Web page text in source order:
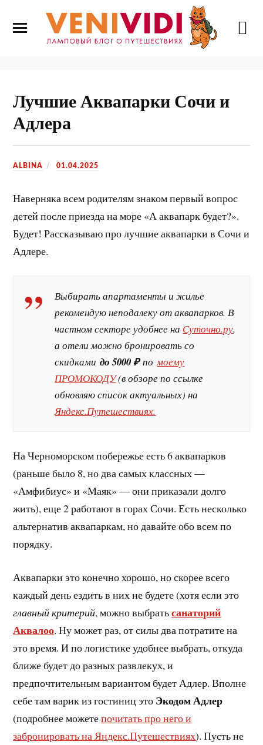
Лучшие Аквапарки Сочи и
Адлера
ALBINA 01.04.2025
Наверняка всем родителям знаком первый вопрос
детей после приезда на море «А аквапарк будет?».
Будет! Рассказываю про лучшие аквапарки в Сочи и
Адлере.
Выбирать апартаменты и жилье
рекомендую неподалеку от аквапарков. В
частном секторе удобнее на Суточно.ру,
а отели можно бронировать со
скидкамидо 5000 ₽помоему
ПРОМОКОДУ(в обзоре по ссылке
обновляю список актуальных) на
Яндекс.Путешествиях.
На Черноморском побережье есть 6 аквапарков
(раньше было 8, но два самых классных —
«Амфибиус» и «Маяк» — они приказали долго
жить), еще 2 работают в горах Сочи. Есть несколько
альтернатив аквапаркам, но давайте обо всем по
порядку.
Аквапарки это конечно хорошо, но скорее всего
каждый день ездить в них не будете (хотя если это
главный критерий, можно выбратьсанаторий
Аквалоо. Ну может раз, от силы два потратите на
это время. И по логистике удобнее выбрать, откуда
ближе будет до разных развлекух, и
предпочтительным вариантом будет Адлер. Вполне
себе там варик из гостиниц это Экодом Адлер
(подробнее можетепочитать про него и
забронировать на Яндекс.Путешествиях). Пусть не